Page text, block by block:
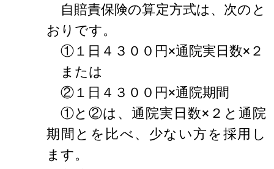
自賠責保険の算定方式は、次のと
おりです。
①１日４３００円×通院実日数×２
または
②１日４３００円×通院期間
①と②は、通院実日数×２と通院
期間とを比べ、少ない方を採用し
ます。